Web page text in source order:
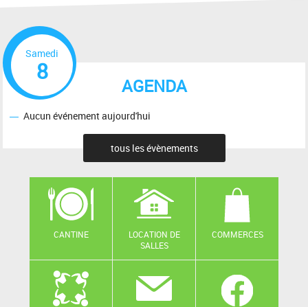
AGENDA
Samedi
8
Aucun événement aujourd'hui
tous les évènements
CANTINE
LOCATION DE
SALLES
COMMERCES